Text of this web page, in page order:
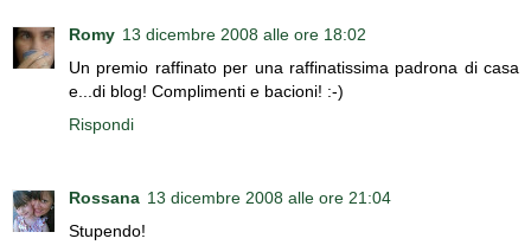
Romy 13 dicembre 2008 alle ore 18:02
Un premio raffinato per una raffinatissima padrona di casa
e...di blog! Complimenti e bacioni! :-)
Rispondi
Rossana 13 dicembre 2008 alle ore 21:04
Stupendo!